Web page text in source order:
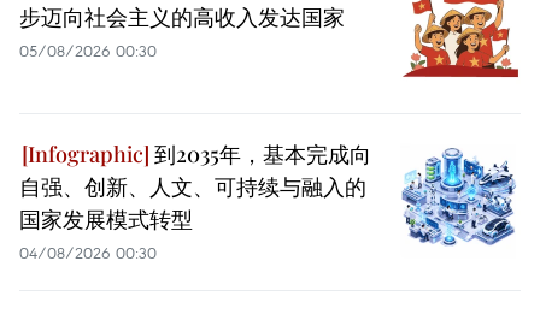
步迈向社会主义的高收入发达国家
05/08/2026 00:30
到2035年，基本完成向
自强、创新、人文、可持续与融入的
国家发展模式转型
04/08/2026 00:30